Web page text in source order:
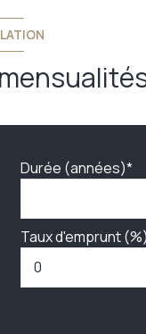
Durée (années)*
Taux d'emprunt